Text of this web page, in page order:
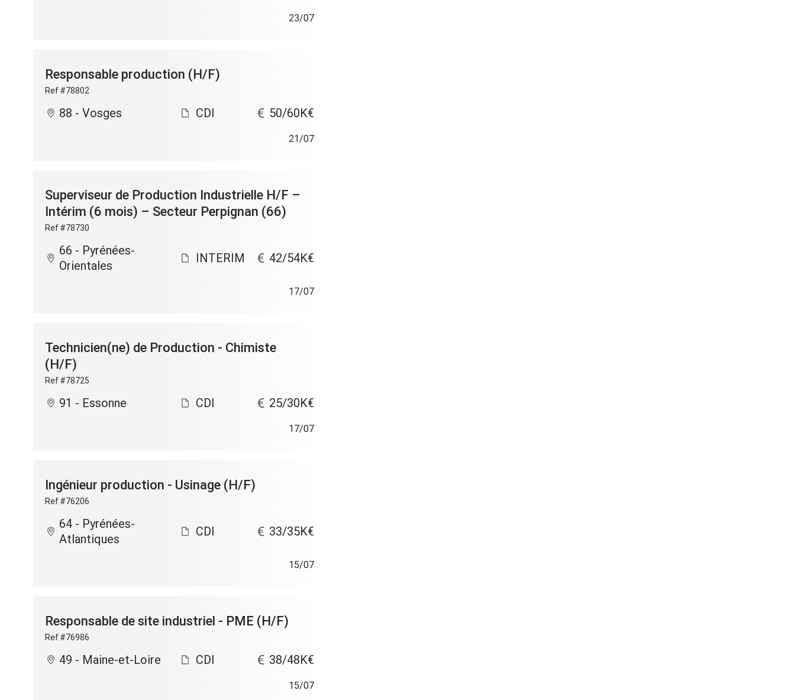
23/07
Responsable production (H/F)
Ref #78802
88 - Vosges CDI 50/60K€
21/07
Superviseur de Production Industrielle H/F –
Intérim (6 mois) – Secteur Perpignan (66)
Ref #78730
66 - Pyrénées-
Orientales
INTERIM 42/54K€
17/07
Technicien(ne) de Production - Chimiste
(H/F)
Ref #78725
91 - Essonne CDI 25/30K€
17/07
Ingénieur production - Usinage (H/F)
Ref #76206
64 - Pyrénées-
Atlantiques
CDI 33/35K€
15/07
Responsable de site industriel - PME (H/F)
Ref #76986
49 - Maine-et-Loire CDI 38/48K€
15/07